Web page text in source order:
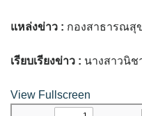
นาเหล่า เก๊าสลี โฮมสเตย์
แหล่งข่าว : กองสาธารณสุ
เรียบเรียงข่าว : นางสาวนิช
View Fullscreen